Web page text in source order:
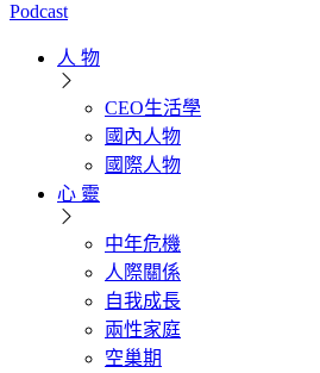
Podcast
人 物
CEO生活學
國內人物
國際人物
心 靈
中年危機
人際關係
自我成長
兩性家庭
空巢期